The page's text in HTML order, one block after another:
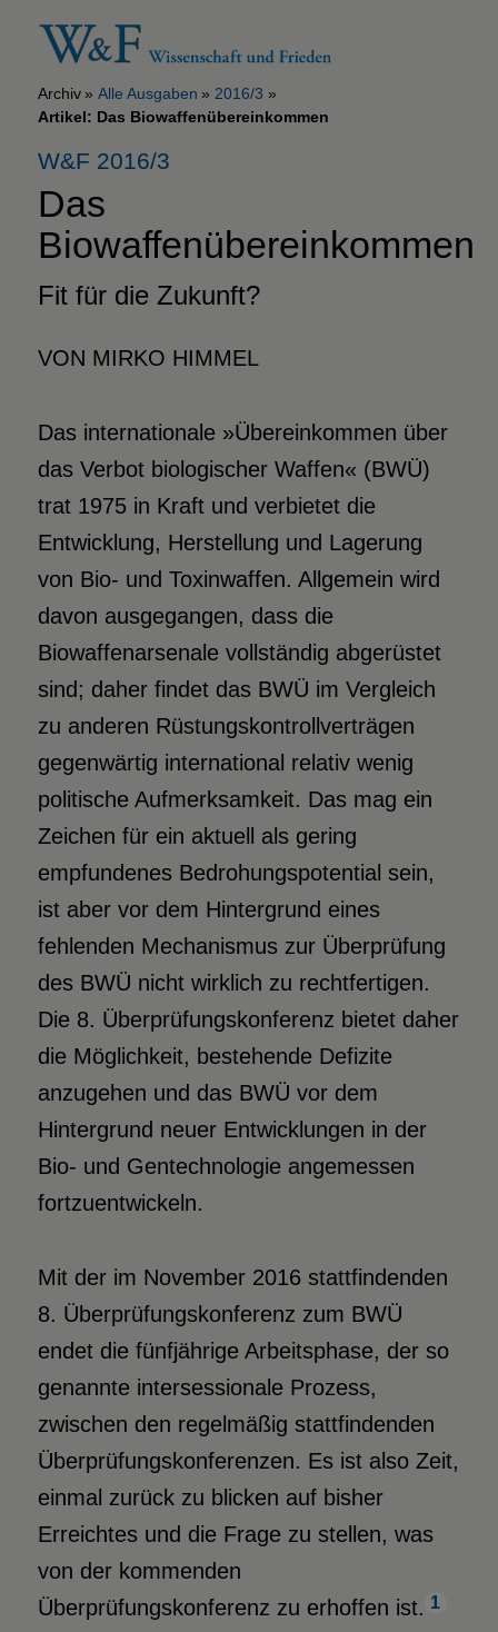
Archiv Alle Ausgaben
2016/3
Artikel: Das Biowaffenübereinkommen
W&F 2016/3
Das
Biowaffenübereinkommen
Fit für die Zukunft?
VON MIRKO HIMMEL
Das internationale »Übereinkommen über
das Verbot biologischer Waffen« (BWÜ)
trat 1975 in Kraft und verbietet die
Entwicklung, Herstellung und Lagerung
von Bio- und Toxinwaffen. Allgemein wird
davon ausgegangen, dass die
Biowaffenarsenale vollständig abgerüstet
sind; daher findet das BWÜ im Vergleich
zu anderen Rüstungskontrollverträgen
gegenwärtig international relativ wenig
politische Aufmerksamkeit. Das mag ein
Zeichen für ein aktuell als gering
empfundenes Bedrohungspotential sein,
ist aber vor dem Hintergrund eines
fehlenden Mechanismus zur Überprüfung
des BWÜ nicht wirklich zu rechtfertigen.
Die 8. Überprüfungskonferenz bietet daher
die Möglichkeit, bestehende Defizite
anzugehen und das BWÜ vor dem
Hintergrund neuer Entwicklungen in der
Bio- und Gentechnologie angemessen
fortzuentwickeln.
Mit der im November 2016 stattfindenden
8. Überprüfungskonferenz zum BWÜ
endet die fünfjährige Arbeitsphase, der so
genannte intersessionale Prozess,
zwischen den regelmäßig stattfindenden
Überprüfungskonferenzen. Es ist also Zeit,
einmal zurück zu blicken auf bisher
Erreichtes und die Frage zu stellen, was
von der kommenden
Überprüfungskonferenz zu erhoffen ist. 1